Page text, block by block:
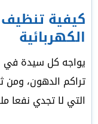
كيفية تنظيف
الكهربائية
يواجه كل سيدة في
تراكم الدهون، ومن
التي لا تجدي نفعا